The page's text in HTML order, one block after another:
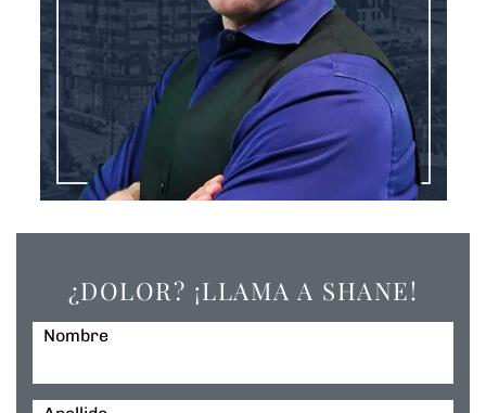
¿DOLOR? ¡LLAMA A SHANE!
Nombre